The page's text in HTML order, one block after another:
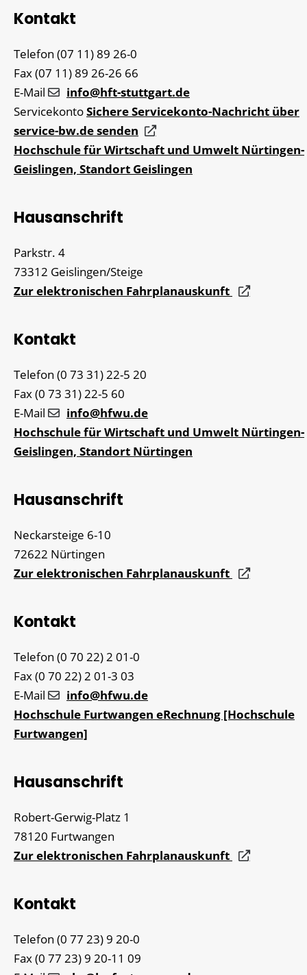
Kontakt
Telefon (07 11) 89 26-0
Fax(07 11) 89 26-26 66
E-Mail
info@hft-stuttgart.de
ServicekontoSichere Servicekonto-Nachricht über
service-bw.de senden
Hochschule für Wirtschaft und Umwelt Nürtingen-
Geislingen, Standort Geislingen
Hausanschrift
Parkstr. 4
73312 Geislingen/Steige
Zur elektronischen Fahrplanauskunft
Kontakt
Telefon (0 73 31) 22-5 20
Fax(0 73 31) 22-5 60
E-Mail
info@hfwu.de
Hochschule für Wirtschaft und Umwelt Nürtingen-
Geislingen, Standort Nürtingen
Hausanschrift
Neckarsteige 6-10
72622 Nürtingen
Zur elektronischen Fahrplanauskunft
Kontakt
Telefon (0 70 22) 2 01-0
Fax(0 70 22) 2 01-3 03
E-Mail
info@hfwu.de
Hochschule Furtwangen eRechnung [Hochschule
Furtwangen]
Hausanschrift
Robert-Gerwig-Platz 1
78120 Furtwangen
Zur elektronischen Fahrplanauskunft
Kontakt
Telefon (0 77 23) 9 20-0
Fax(0 77 23) 9 20-11 09